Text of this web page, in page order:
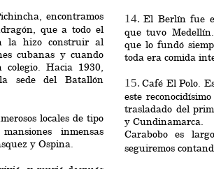
encontramos
que a todo el
la hizo construir al
cubanas y cuando
Hacia 1930,
sede del Batallón
locales de tipo
inmensas
y Ospina.
14. El Berlín fue
que tuvo
que lo fundó
toda era comida
15. Café El Polo.
este
trasladado del
y Cundinamarca.
Carabobo es
seguiremos